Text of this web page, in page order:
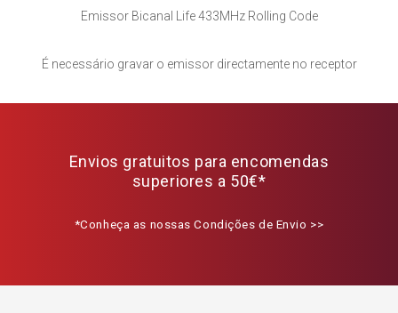
Emissor Bicanal Life 433MHz Rolling Code
É necessário gravar o emissor directamente no receptor
Envios gratuitos para encomendas
superiores a 50€*
*Conheça as nossas Condições de Envio >>